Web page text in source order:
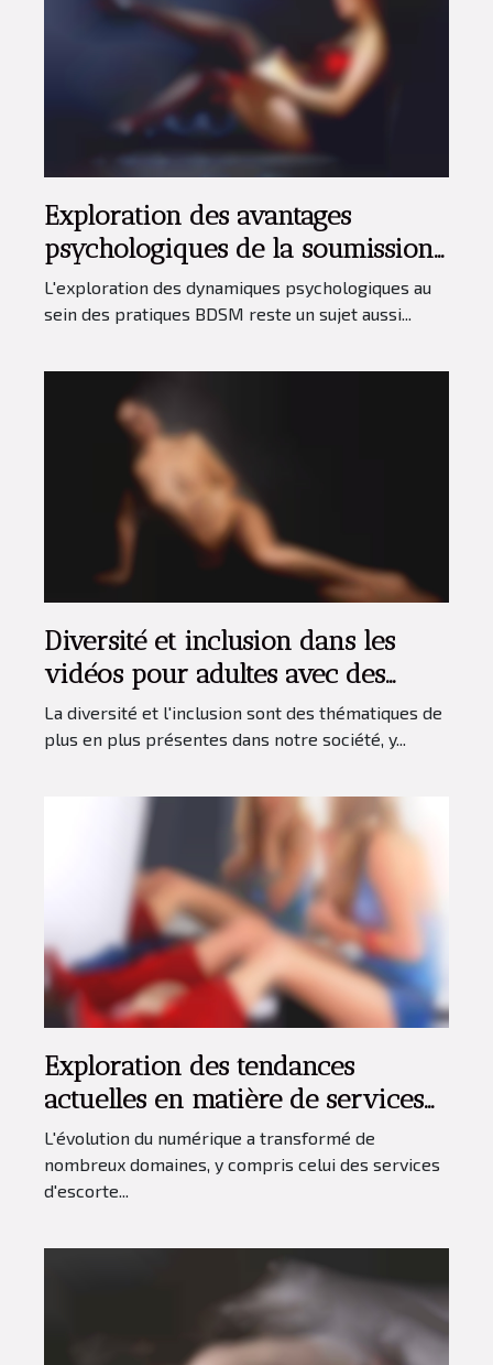
Exploration des avantages
psychologiques de la soumission
dans le BDSM par téléphone
L'exploration des dynamiques psychologiques au
sein des pratiques BDSM reste un sujet aussi...
Diversité et inclusion dans les
vidéos pour adultes avec des
actrices d'origine maghrébine
La diversité et l'inclusion sont des thématiques de
plus en plus présentes dans notre société, y...
Exploration des tendances
actuelles en matière de services
d'escorte en ligne
L'évolution du numérique a transformé de
nombreux domaines, y compris celui des services
d'escorte...